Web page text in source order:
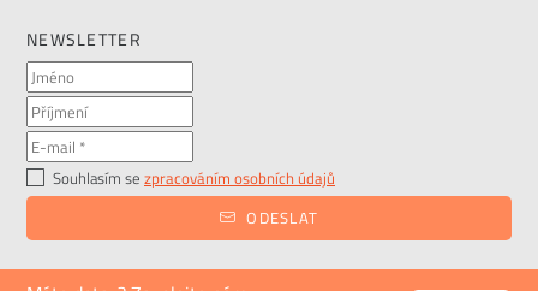
NEWSLETTER
Souhlasím se zpracováním osobních údajů
ODESLAT